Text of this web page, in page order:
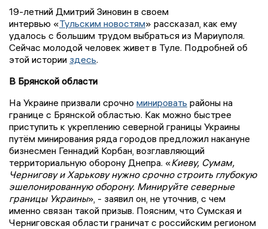
19-летний Дмитрий Зиновин в своем
интервью «Тульским новостям» рассказал, как ему
удалось с большим трудом выбраться из Мариуполя.
Сейчас молодой человек живет в Туле. Подробней об
этой истории здесь.
В Брянской области
На Украине призвали срочно минировать районы на
границе с Брянской областью. Как можно быстрее
приступить к укреплению северной границы Украины
путём минирования ряда городов предложил накануне
бизнесмен Геннадий Корбан, возглавляющий
территориальную оборону Днепра. «Киеву, Сумам,
Чернигову и Харькову нужно срочно строить глубокую
эшелонированную оборону. Минируйте северные
границы Украины», - заявил он, не уточнив, с чем
именно связан такой призыв. Поясним, что Сумская и
Черниговская области граничат с российским регионом